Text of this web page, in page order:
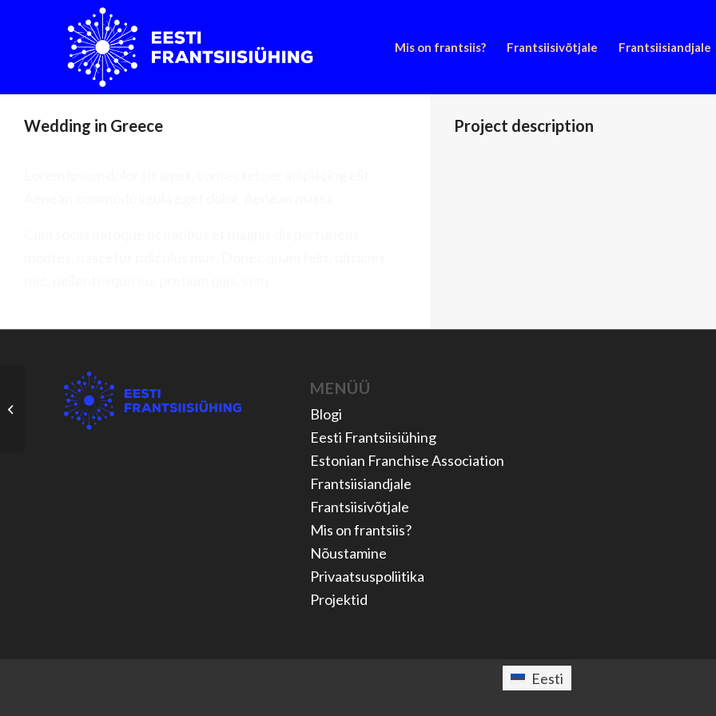
Mis on frantsiis? Frantsiisivõtjale Frantsiisiandjale
Wedding in Greece Project description
MENÜÜ
Blogi
Eesti Frantsiisiühing
Estonian Franchise Association
Frantsiisiandjale
Frantsiisivõtjale
Mis on frantsiis?
Nõustamine
Privaatsuspoliitika
Projektid
Fancy landscape
Eesti